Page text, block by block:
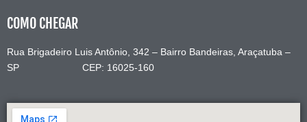
COMO CHEGAR
Rua Brigadeiro Luis Antônio, 342 – Bairro Bandeiras, Araçatuba –
SP CEP: 16025-160